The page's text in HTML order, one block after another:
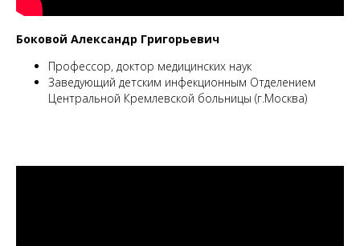
Боковой Александр Григорьевич
Профессор, доктор медицинских наук
Заведующий детским инфекционным Отделением
Центральной Кремлевской больницы (г.Москва)